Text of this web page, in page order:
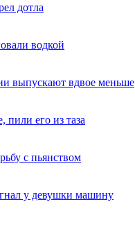
дотла
водкой
выпускают вдвое меньше
пили его из таза
с пьянством
у девушки машину